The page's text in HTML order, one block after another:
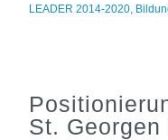
LEADER 2014-2020,
St.